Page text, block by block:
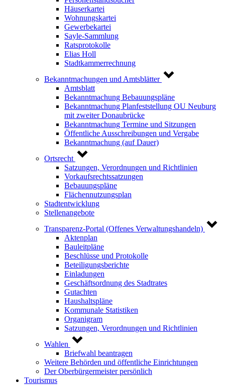
Häuserkartei
Wohnungskartei
Gewerbekartei
Sayle-Sammlung
Ratsprotokolle
Elias Holl
Stadtkammerrechnung
Bekanntmachungen und Amtsblätter
Amtsblatt
Bekanntmachung Bebauungspläne
Bekanntmachung Planfeststellung OU Neuburg
mit zweiter Donaubrücke
Bekanntmachung Termine und Sitzungen
Öffentliche Ausschreibungen und Vergabe
Bekanntmachung (auf Dauer)
Ortsrecht
Satzungen, Verordnungen und Richtlinien
Vorkaufsrechtssatzungen
Bebauungspläne
Flächennutzungsplan
Stadtentwicklung
Stellenangebote
Transparenz-Portal (Offenes Verwaltungshandeln)
Aktenplan
Bauleitpläne
Beschlüsse und Protokolle
Beteiligungsberichte
Einladungen
Geschäftsordnung des Stadtrates
Gutachten
Haushaltspläne
Kommunale Statistiken
Organigram
Satzungen, Verordnungen und Richtlinien
Wahlen
Briefwahl beantragen
Weitere Behörden und öffentliche Einrichtungen
Der Oberbürgermeister persönlich
Tourismus